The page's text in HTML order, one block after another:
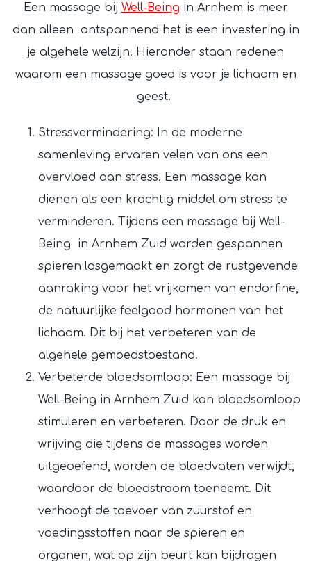
Een massage bij Well-Being in Arnhem is meer
dan alleen ontspannend het is een investering in
je algehele welzijn. Hieronder staan redenen
waarom een massage goed is voor je lichaam en
geest.
Stressvermindering: In de moderne
samenleving ervaren velen van ons een
overvloed aan stress. Een massage kan
dienen als een krachtig middel om stress te
verminderen. Tijdens een massage bij Well-
Being in Arnhem Zuid worden gespannen
spieren losgemaakt en zorgt de rustgevende
aanraking voor het vrijkomen van endorfine,
de natuurlijke feelgood hormonen van het
lichaam. Dit bij het verbeteren van de
algehele gemoedstoestand.
Verbeterde bloedsomloop: Een massage bij
Well-Being in Arnhem Zuid kan bloedsomloop
stimuleren en verbeteren. Door de druk en
wrijving die tijdens de massages worden
uitgeoefend, worden de bloedvaten verwijdt,
waardoor de bloedstroom toeneemt. Dit
verhoogt de toevoer van zuurstof en
voedingsstoffen naar de spieren en
organen, wat op zijn beurt kan bijdragen